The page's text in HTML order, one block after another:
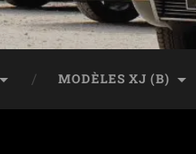
MODÈLES XJ (B)